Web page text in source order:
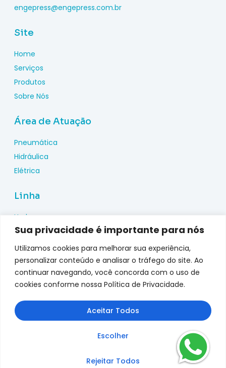
Sua privacidade é importante para nós
Utilizamos cookies para melhorar sua experiência,
personalizar conteúdo e analisar o tráfego do site. Ao
continuar navegando, você concorda com o uso de
cookies conforme nossa Política de Privacidade.
Escolher
Rejeitar Todos
Aceitar Todos
engepress@engepress.com.br
Site
Home
Serviços
Produtos
Sobre Nós
Área de Atuação
Pneumática
Hidráulica
Elétrica
Linha
Hydac
Wika
Pepperl Fuchs
Metal Work
Metalplan
Top Fusion
Genebre
jefferson
Copyright © 2025